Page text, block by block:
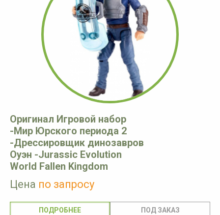
Оригинал Игровой набор
-Мир Юрского периода 2
-Дрессировщик динозавров
Оуэн -Jurassic Evolution
World Fallen Kingdom
Цена по запросу
ПОДРОБНЕЕ